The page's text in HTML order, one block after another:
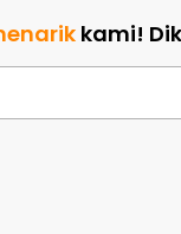
kami!